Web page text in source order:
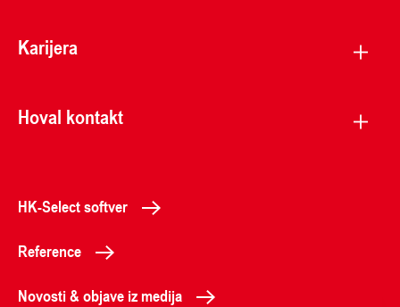
Karijera
Hoval kontakt
HK-Select softver
Reference
Novosti & objave iz medija